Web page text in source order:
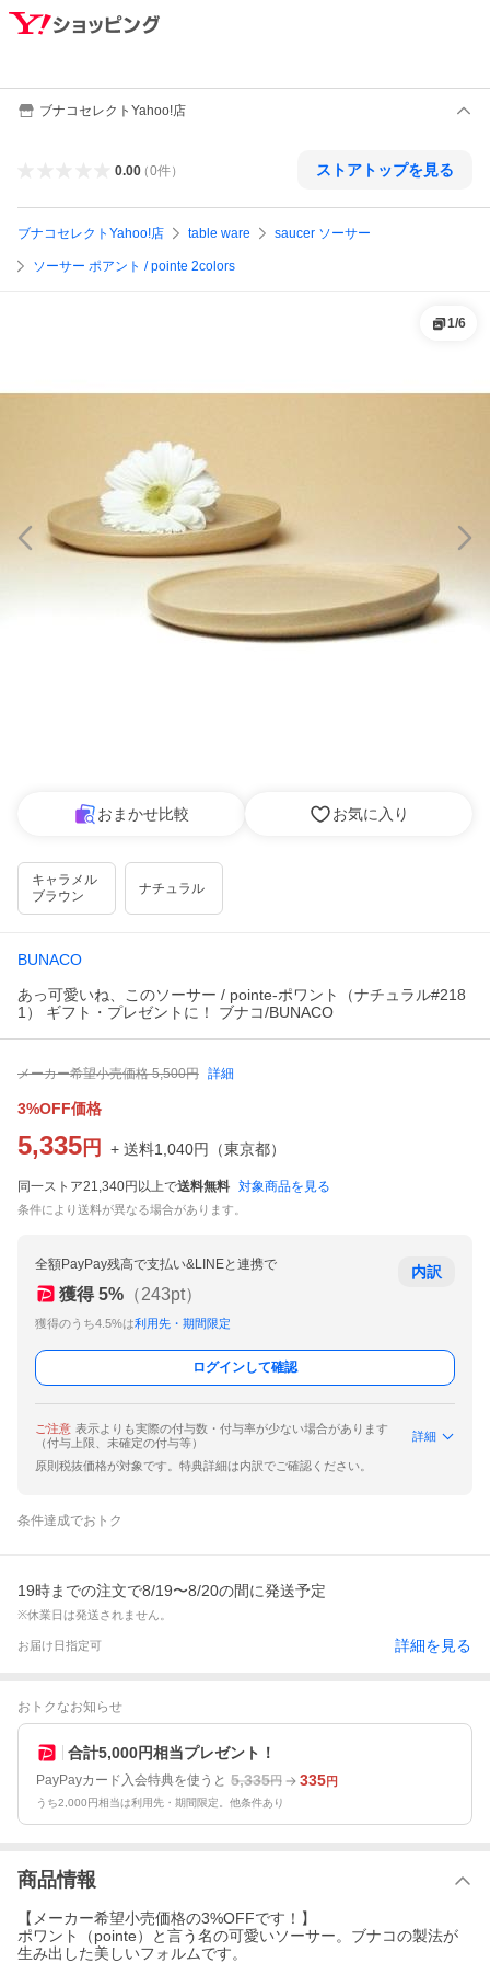
ブナコセレクトYahoo!店
0.00（0件） ストアトップを見る
ブナコセレクトYahoo!店 table ware saucer ソーサー
ソーサー ポアント / pointe 2colors
1/6
おまかせ比較 お気に入り
キャラメル
ブラウン
ナチュラル
BUNACO
あっ可愛いね、このソーサー / pointe-ポワント（ナチュラル#218
1） ギフト・プレゼントに！ ブナコ/BUNACO
メーカー希望小売価格 5,500円 詳細
3%OFF価格
5,335 円 + 送料1,040円 （東京都）
同一ストア21,340円以上で送料無料 対象商品を見る
条件により送料が異なる場合があります。
全額PayPay残高で支払い&LINEと連携で
獲得 5% （243pt）
獲得のうち4.5%は利用先・期間限定
内訳
ログインして確認
ご注意 表示よりも実際の付与数・付与率が少ない場合があります
（付与上限、未確定の付与等）
詳細
原則税抜価格が対象です。特典詳細は内訳でご確認ください。
条件達成でおトク
19時までの注文で8/19〜8/20の間に発送予定
※休業日は発送されません。
お届け日指定可 詳細を見る
おトクなお知らせ
合計5,000円相当プレゼント！
PayPayカード入会特典を使うと 5,335円 335円
うち2,000円相当は利用先・期間限定。他条件あり
商品情報
【メーカー希望小売価格の3%OFFです！】
ポワント（pointe）と言う名の可愛いソーサー。ブナコの製法が
生み出した美しいフォルムです。